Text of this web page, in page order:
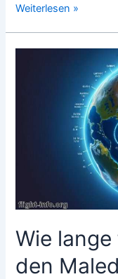
Wie
Weiterlesen »
Wie
den